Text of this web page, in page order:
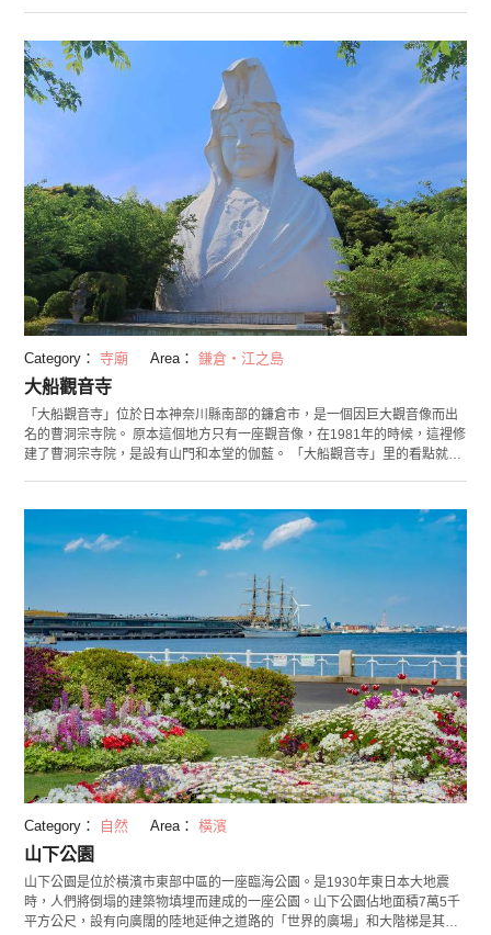
內，欣賞新綠、楓葉、雪景等大自然美景吧！
Category： 寺廟 Area： 鎌倉・江之島
大船觀音寺
「大船觀音寺」位於日本神奈川縣南部的鐮倉市，是一個因巨大觀音像而出
名的曹洞宗寺院。 原本這個地方只有一座觀音像，在1981年的時候，這裡修
建了曹洞宗寺院，是設有山門和本堂的伽藍。 「大船觀音寺」里的看點就是
觀音協會的發起人又組織了重建活動，終於在1960年修建好了現在我們所看
見的巨型觀音像。觀世音菩薩在高台上俯視眾生的姿態，對當地人來說已經
倍感親切。並且，如果繞到大船觀音的背後，還能進入雕塑內部參拜。這裡
每周日都有座禪會，屆時會舉行座禪和茶話會。另外，在寺務所還能夠獲得
御朱印。 每年秋季，大船觀音寺里會舉辦「夢觀音亞洲節」，來自亞洲各地
的演出者會相聚在此，進行樂器演奏和傳統舞蹈表演等。大船觀音寺里的吉
祥物「のんちゃん（Non-chan）」也會出來歡迎大家。
Category： 自然 Area： 橫濱
山下公園
山下公園是位於橫濱市東部中區的一座臨海公園。是1930年東日本大地震
時，人們將倒塌的建築物填埋而建成的一座公園。山下公園佔地面積7萬5千
平方公尺，設有向廣闊的陸地延伸之道路的「世界的廣場」和大階梯是其標